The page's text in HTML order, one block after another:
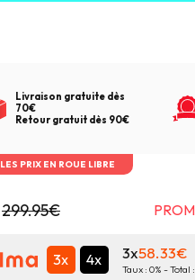
Livraison gratuite dès
70€
Retour gratuit dès 90€
LES PRIX EN ROUE LIBRE
299.95€
3x 4x 3x58.33
Taux : 0% - Total :